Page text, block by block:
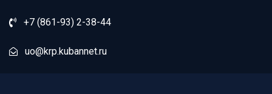
+7 (861-93) 2-38-44
uo@krp.kubannet.ru